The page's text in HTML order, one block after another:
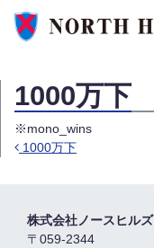
1000万下
※mono_wins
1000万下
株式会社ノースヒルズ
〒059-2344